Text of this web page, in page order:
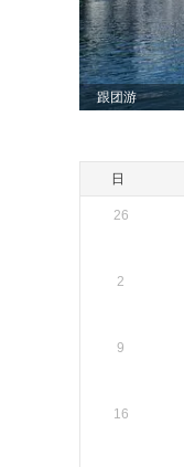
跟团游
日
26
2
9
16